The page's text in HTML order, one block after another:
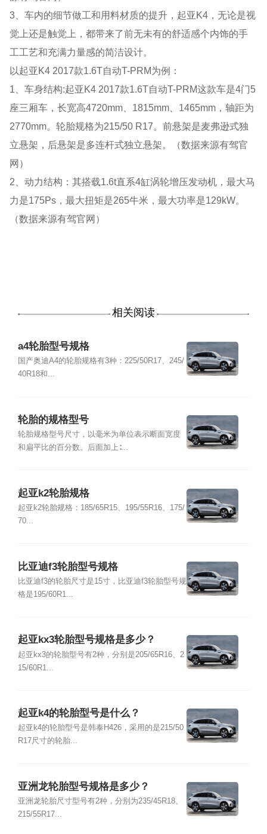
3、车内的细节做工和用料材质的提升，起亚K4，无论是视
觉上还是触觉上，都带来了前无未有的舒适感个内饰的手
工工艺和充满力量感的简洁设计。
以起亚K4 2017款1.6T自动T-PRM为例：
1、车身结构:起亚K4 2017款1.6T自动T-PRM这款车是4门5
座三厢车，长宽高4720mm、1815mm、1465mm，轴距为
2770mm。轮胎规格为215/50 R17。前悬架是麦弗逊式独
立悬架，后悬架是多连杆式独立悬架。（数据来源有驾官
网）
2、动力结构：其搭载1.6t直系4缸涡轮增压发动机，最大马
力是175Ps，最大扭矩是265牛米，最大功率是129kW。
（数据来源有驾官网）
相关阅读
a4轮胎型号规格
国产奥迪A4的轮胎规格有3种：225/50R17、245/
40R18和...
轮胎的规格型号
轮胎规格型号尺寸，以毫米为单位表示断面宽度
和扁平比的百分数。后面加上∶...
起亚k2轮胎规格
起亚k2轮胎规格：185/65R15、195/55R16、175/
70...
比亚迪f3轮胎型号规格
比亚迪f3的轮胎尺寸是15寸，比亚迪f3轮胎型号规
格是195/60R1...
起亚kx3轮胎型号规格是多少？
起亚kx3的轮胎型号有2种，分别是205/65R16、2
15/60R1...
起亚k4的轮胎型号是什么？
起亚k4的轮胎型号是韩泰H426，采用的是215/50
R17尺寸的轮胎...
亚洲龙轮胎型号规格是多少？
亚洲龙轮胎尺寸型号有2种，分别为235/45R18、
215/55R17...